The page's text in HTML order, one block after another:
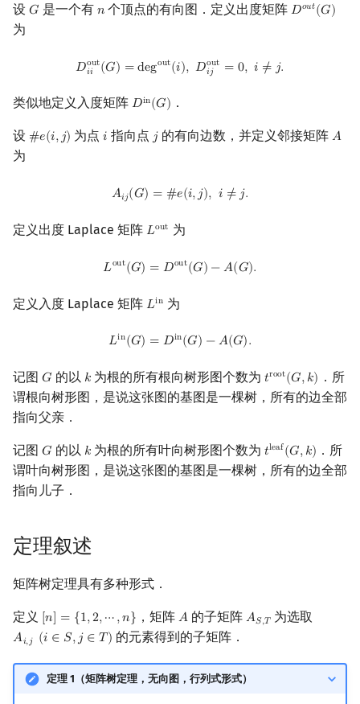
其它 DP 方法
Manacher
序列自动机
最小表示法
Main–Lorentz 算法
二次剩余
离散对数
高次剩余 & 单位根
狄利克雷卷积
杜教筛
Powerful Number 筛
洲阁筛
Stern–Brocot 树与 Farey
抽象代数
博弈论
数值算法
杨氏矩阵
Berlekamp–Massey 算法
跳表
可持久化数据结构
树套树
K-D Tree
析合树
手指树
15-puzzle
Kahan 求和
珂朵莉树/颜色段均摊
空间优化简介
设 𝐺
G 是一个有 𝑛
n 个顶点的有向图．定义出度矩阵 𝐷𝑜𝑢𝑡(𝐺)
Dout(G)
为
𝐷out
𝑖𝑖 (𝐺) = degout(𝑖), 𝐷out
𝑖𝑗 = 0, 𝑖 ≠ 𝑗.
Diiout G) =degout( , Dijout =0 , i ≠j.
类似地定义入度矩阵 𝐷in(𝐺)
Din(G) ．
设 #𝑒(𝑖,𝑗)
#e(i,j) 为点𝑖
i 指向点 𝑗
j的有向边数，并定义邻接矩阵 𝐴
A
为
𝐴𝑖𝑗(𝐺) = #𝑒(𝑖,𝑗), 𝑖 ≠ 𝑗.
Aij G) =#e(i j), ≠j
定义出度 Laplace 矩阵 𝐿out
Lout 为
𝐿out(𝐺) = 𝐷out(𝐺) −𝐴(𝐺).
Lout( G) =Dout(G) −A (G).
定义入度 Laplace 矩阵 𝐿in
Lin 为
𝐿in(𝐺) = 𝐷in(𝐺) −𝐴(𝐺).
Lin( G) =Din(G)−A( G).
记图 𝐺
G 的以 𝑘
k为根的所有根向树形图个数为 𝑡root(𝐺,𝑘)
troot(G ,k) ．所
谓根向树形图，是说这张图的基图是一棵树，所有的边全部
指向父亲．
记图 𝐺
G 的以 𝑘
k为根的所有叶向树形图个数为 𝑡leaf(𝐺,𝑘)
tleaf(G ,k) ．所
谓叶向树形图，是说这张图的基图是一棵树，所有的边全部
指向儿子．
定理叙述
矩阵树定理具有多种形式．
定义 [𝑛] = {1,2,⋯,𝑛}
[n] ={1 ,2,⋯, n} ，矩阵 𝐴
A的子矩阵 𝐴𝑆,𝑇
AS,T 为选取
𝐴𝑖,𝑗 (𝑖 ∈ 𝑆,𝑗 ∈ 𝑇 )
Ai,j( ∈ S, ∈T) 的元素得到的子矩阵．
定理 1（矩阵树定理，无向图，行列式形式）